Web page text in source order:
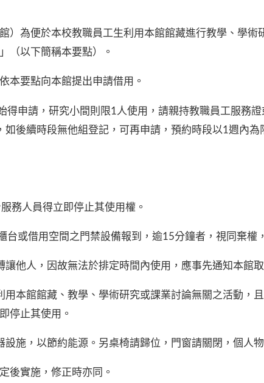
）為便於本校教職員工生利用本館館藏進行教學、學
（以下簡稱本要點）。
本要點向本館提出申請借用。
得申請，研究小間則限1人使用，請親持教職員工服務
後續時段無他組登記，可再申請，預約時段以1週內為
務人員得立即停止其使用權。
或借用空間之門禁設備報到，逾15分鐘者，視同棄權
他人，因故無法於排定時間內使用，應事先通知本館
本館館藏、教學、學術研究或課業討論無關之活動，
停止其使用。
施，以節約能源。另桌椅請歸位，門窗請關閉，個人
後實施，修正時亦同。